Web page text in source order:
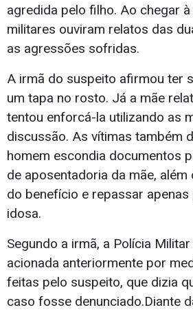
agredida pelo filho. Ao chegar
militares ouviram relatos das
as agressões sofridas.
A irmã do suspeito afirmou ter
um tapa no rosto. Já a mãe
tentou enforcá-la utilizando as
discussão. As vítimas também
homem escondia documentos
de aposentadoria da mãe,
do benefício e repassar
idosa.
Segundo a irmã, a Polícia
acionada anteriormente por
feitas pelo suspeito, que dizia
caso fosse denunciado.Diante